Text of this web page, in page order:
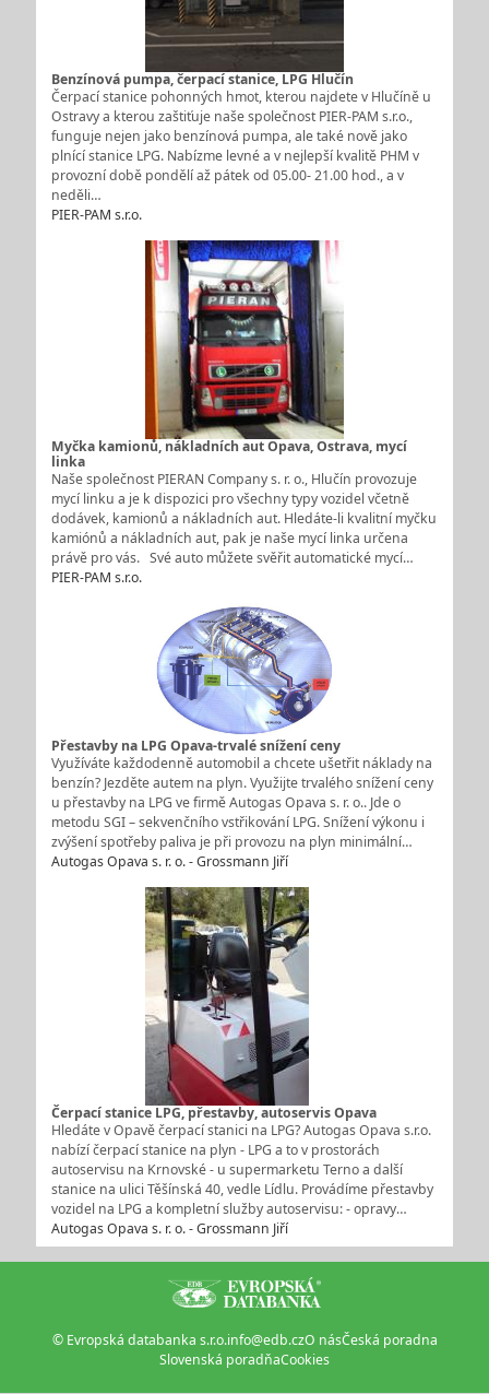
Benzínová pumpa, čerpací stanice, LPG Hlučín
Čerpací stanice pohonných hmot, kterou najdete v Hlučíně u
Ostravy a kterou zaštiťuje naše společnost PIER-PAM s.r.o.,
funguje nejen jako benzínová pumpa, ale také nově jako
plnící stanice LPG. Nabízme levné a v nejlepší kvalitě PHM v
provozní době pondělí až pátek od 05.00- 21.00 hod., a v
neděli…
PIER-PAM s.r.o.
Myčka kamionů, nákladních aut Opava, Ostrava, mycí
linka
Naše společnost PIERAN Company s. r. o., Hlučín provozuje
mycí linku a je k dispozici pro všechny typy vozidel včetně
dodávek, kamionů a nákladních aut. Hledáte-li kvalitní myčku
kamiónů a nákladních aut, pak je naše mycí linka určena
právě pro vás. Své auto můžete svěřit automatické mycí…
PIER-PAM s.r.o.
Přestavby na LPG Opava-trvalé snížení ceny
Využíváte každodenně automobil a chcete ušetřit náklady na
benzín? Jezděte autem na plyn. Využijte trvalého snížení ceny
u přestavby na LPG ve firmě Autogas Opava s. r. o.. Jde o
metodu SGI – sekvenčního vstřikování LPG. Snížení výkonu i
zvýšení spotřeby paliva je při provozu na plyn minimální…
Autogas Opava s. r. o. - Grossmann Jiří
Čerpací stanice LPG, přestavby, autoservis Opava
Hledáte v Opavě čerpací stanici na LPG? Autogas Opava s.r.o.
nabízí čerpací stanice na plyn - LPG a to v prostorách
autoservisu na Krnovské - u supermarketu Terno a další
stanice na ulici Těšínská 40, vedle Lídlu. Provádíme přestavby
vozidel na LPG a kompletní služby autoservisu: - opravy…
Autogas Opava s. r. o. - Grossmann Jiří
© Evropská databanka s.r.o.info@edb.czO násČeská poradna
Slovenská poradňaCookies